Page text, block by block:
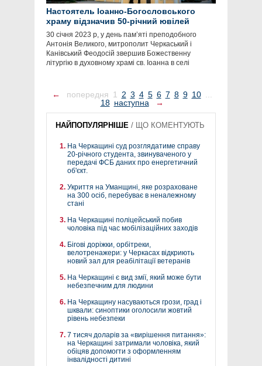
Настоятель Іоанно-Богословського
храму відзначив 50-річний ювілей
30 січня 2023 р, у день пам’яті преподобного
Антонія Великого, митрополит Черкаський і
Канівський Феодосій звершив Божественну
літургію в духовному храмі св. Іоанна в селі
← попередня 1 2 3 4 5 6 7 8 9 10 ...
18 наступна →
НАЙПОПУЛЯРНІШЕ / ЩО КОМЕНТУЮТЬ
На Черкащині суд розглядатиме справу
20-річного студента, звинуваченого у
передачі ФСБ даних про енергетичний
об'єкт.
Укриття на Уманщині, яке розраховане
на 300 осіб, перебуває в неналежному
стані
На Черкащині поліцейський побив
чоловіка під час мобілізаційних заходів
Бігові доріжки, орбітреки,
велотренажери: у Черкасах відкриють
новий зал для реабілітації ветеранів
На Черкащині є вид змії, який може бути
небезпечним для людини
На Черкащину насуваються грози, град і
шквали: синоптики оголосили жовтий
рівень небезпеки
7 тисяч доларів за «вирішення питання»:
на Черкащині затримали чоловіка, який
обіцяв допомогти з оформленням
інвалідності дитині